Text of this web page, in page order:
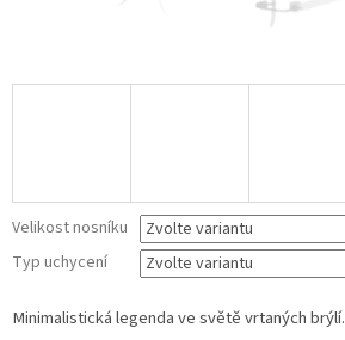
Velikost nosníku
Typ uchycení
Minimalistická legenda ve světě vrtaných brýlí.